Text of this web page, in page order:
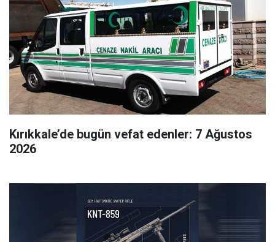
Kırıkkale’de bugün vefat edenler: 7 Ağustos
2026